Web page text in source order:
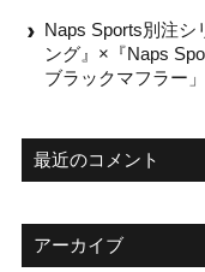
Naps Sports別注シ
ング』×『Naps
ブラックマフラー
最近のコメント
アーカイブ